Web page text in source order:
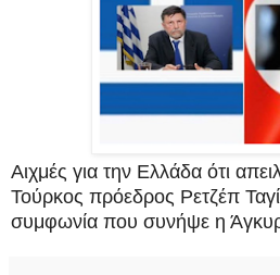
Αιχμές για την Ελλάδα ότι
Τούρκος πρόεδρος Ρετζέπ
συμφωνία που συνήψε η